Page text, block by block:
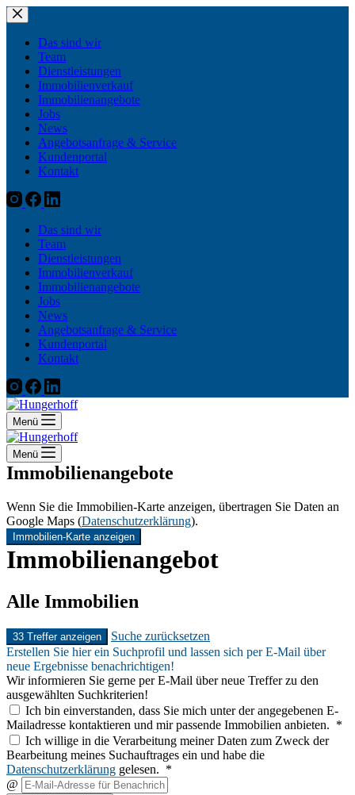
Zum
Inhalt
springenDas sind wir
Team
Dienstleistungen
Immobilienverkauf
Immobilienangebote
Jobs
News
Angebotsanfrage & Service
Kundenportal
Kontakt
Das sind wir
Team
Dienstleistungen
Immobilienverkauf
Immobilienangebote
Jobs
News
Angebotsanfrage & Service
Kundenportal
Kontakt
Menü
Menü
Immobilienangebote
Wenn Sie die Immobilien-Karte anzeigen, übertragen Sie Daten an
Google Maps (Datenschutzerklärung).
Immobilien-Karte anzeigen
Immobilien­angebot
Alle Immobilien
33 Treffer anzeigen
Suche zurücksetzen
Erstellen Sie hier ein Suchprofil und lassen sich per E-Mail über
neue Ergebnisse benachrichtigen!
Wir informieren Sie gerne per E-Mail über neue Treffer zu den
ausgewählten Suchkriterien!
Ich bin einverstanden, dass Sie mich unter der angegebenen E-
Mailadresse kontaktieren und mir passende Immobilien anbieten. *
Ich willige in die Verarbeitung meiner Daten zum Zweck der
Bearbeitung meines Suchauftrages ein und habe die
Datenschutzerklärung gelesen. *
@